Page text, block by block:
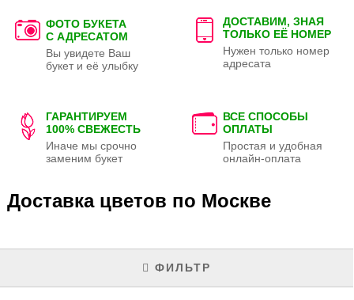
ФОТО БУКЕТА
С АДРЕСАТОМ
Вы увидете Ваш
букет и её улыбку
ДОСТАВИМ, ЗНАЯ
ТОЛЬКО ЕЁ НОМЕР
Нужен только номер
адресата
ГАРАНТИРУЕМ
100% СВЕЖЕСТЬ
Иначе мы срочно
заменим букет
ВСЕ СПОСОБЫ
ОПЛАТЫ
Простая и удобная
онлайн-оплата
Доставка цветов по Москве
ФИЛЬТР